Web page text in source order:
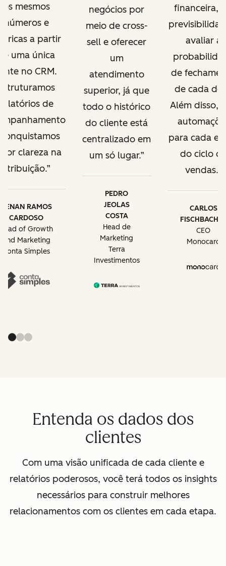
os mesmos
números e
a partir
uma única
no CRM.
de
clareza na
atribuição.
RENAN RAMOS
CARDOSO
Head of Growth
and Marketing
Conta Simples
negócios por
meio de cross-
sell e oferecer
um
atendimento
superior, já que
todo o histórico
do cliente está
centralizado em
um só lugar.
PEDRO
JEOLAS
COSTA
Head de
Marketing
Terra
Investimentos
financeira,
avaliar a
de
de cada
Além disso,
para cada
do ciclo
vendas.
CARLOS
CEO
Monocard
Entenda os dados dos
clientes
Com uma visão unificada de cada cliente e
relatórios poderosos, você terá todos os insights
necessários para construir melhores
relacionamentos com os clientes em cada etapa.